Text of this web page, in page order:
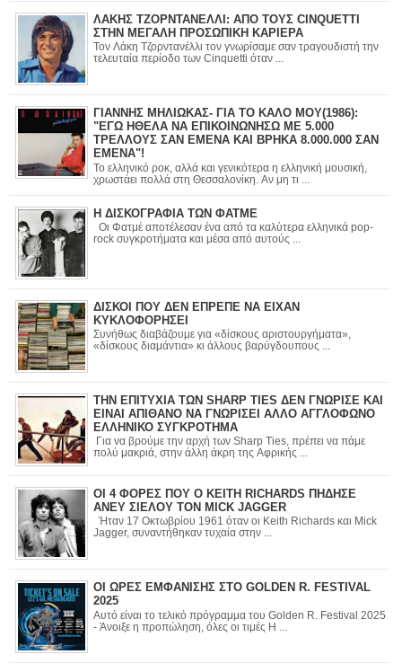
ΛΑΚΗΣ ΤΖΟΡΝΤΑΝΕΛΛΙ: ΑΠΟ ΤΟΥΣ CINQUETTI
ΣΤΗΝ ΜΕΓΑΛΗ ΠΡΟΣΩΠΙΚΗ ΚΑΡΙΕΡΑ
Τον Λάκη Τζορντανέλλι τον γνωρίσαμε σαν τραγουδιστή την
τελευταία περίοδο των Cinquetti όταν ...
ΓΙΑΝΝΗΣ ΜΗΛΙΩΚΑΣ- ΓΙΑ ΤΟ ΚΑΛΟ ΜΟΥ(1986):
"ΕΓΩ ΗΘΕΛΑ ΝΑ ΕΠΙΚΟΙΝΩΝΗΣΩ ΜΕ 5.000
ΤΡΕΛΛΟΥΣ ΣΑΝ ΕΜΕΝΑ ΚΑΙ ΒΡΗΚΑ 8.000.000 ΣΑΝ
ΕΜΕΝΑ"!
Το ελληνικό ροκ, αλλά και γενικότερα η ελληνική μουσική,
χρωστάει πολλά στη Θεσσαλονίκη. Αν μη τι ...
Η ΔΙΣΚΟΓΡΑΦΙΑ ΤΩΝ ΦΑΤΜΕ
Οι Φατμέ αποτέλεσαν ένα από τα καλύτερα ελληνικά pop-
rock συγκροτήματα και μέσα από αυτούς ...
ΔΙΣΚΟΙ ΠΟΥ ΔΕΝ ΕΠΡΕΠΕ ΝΑ ΕΙΧΑΝ
ΚΥΚΛΟΦΟΡΗΣΕΙ
Συνήθως διαβάζουμε για «δίσκους αριστουργήματα»,
«δίσκους διαμάντια» κι άλλους βαρύγδουπους ...
ΤΗΝ ΕΠΙΤΥΧΙΑ ΤΩΝ SHARP TIES ΔΕΝ ΓΝΩΡΙΣΕ ΚΑΙ
ΕΙΝΑΙ ΑΠΙΘΑΝΟ ΝΑ ΓΝΩΡΙΣΕΙ ΑΛΛΟ ΑΓΓΛΟΦΩΝΟ
ΕΛΛΗΝΙΚΟ ΣΥΓΚΡΟΤΗΜΑ
Για να βρούμε την αρχή των Sharp Ties, πρέπει να πάμε
πολύ μακριά, στην άλλη άκρη της Αφρικής ...
ΟΙ 4 ΦΟΡΕΣ ΠΟΥ Ο KEITH RICHARDS ΠΗΔΗΣΕ
ΑΝΕΥ ΣΙΕΛΟΥ ΤΟΝ MICK JAGGER
Ήταν 17 Οκτωβρίου 1961 όταν οι Keith Richards και Mick
Jagger, συναντήθηκαν τυχαία στην ...
ΟΙ ΩΡΕΣ ΕΜΦΑΝΙΣΗΣ ΣΤΟ GOLDEN R. FESTIVAL
2025
Αυτό είναι το τελικό πρόγραμμα του Golden R. Festival 2025
- Άνοιξε η προπώληση, όλες οι τιμές Η ...